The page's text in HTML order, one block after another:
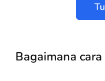
Bagaimana